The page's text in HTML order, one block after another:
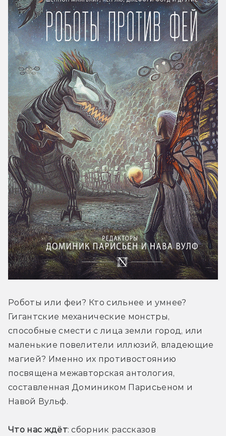
Роботы или феи? Кто сильнее и умнее?
Гигантские механические монстры,
способные смести с лица земли город, или
маленькие повелители иллюзий, владеющие
магией? Именно их противостоянию
посвящена межавторская антология,
составленная Домиником Парисьеном и
Навой Вульф.
Что нас ждёт: сборник рассказов